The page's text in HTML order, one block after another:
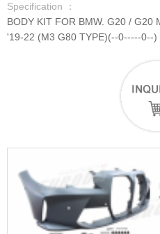
Specification ：
BODY KIT FOR BMW. G20 / G20
'19-22 (M3 G80 TYPE)(--0-----0--)